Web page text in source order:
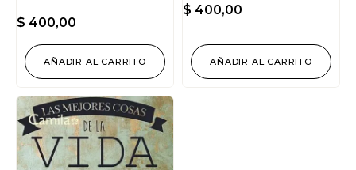
$ 400,00
AÑADIR AL CARRITO
$ 400,00
AÑADIR AL CARRITO